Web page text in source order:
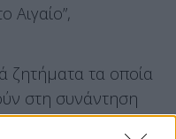
Αιγαίο”,
ζητήματα τα οποία
στη συνάντηση
η συμφωνία